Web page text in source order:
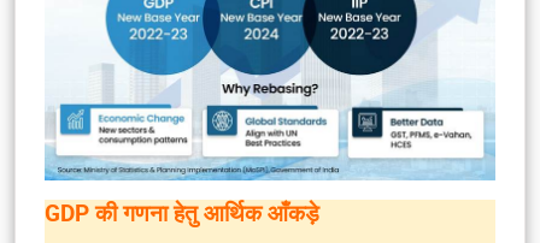
GDP की गणना हेतु आर्थिक आँकड़े